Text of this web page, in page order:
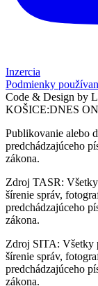
Inzercia
Podmienky
Code & Design by
KOŠICE:DNES
Publikovanie alebo
predchádzajúceho
zákona.
Zdroj TASR:
šírenie správ,
predchádzajúceho
zákona.
Zdroj SITA: Všetky
šírenie správ,
predchádzajúceho
zákona.